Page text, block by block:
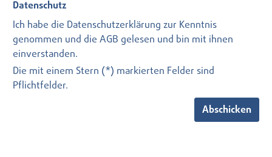
Datenschutz
Ich habe die Datenschutzerklärung zur Kenntnis
genommen und die AGB gelesen und bin mit ihnen
einverstanden.
Die mit einem Stern (*) markierten Felder sind
Pflichtfelder.
Abschicken